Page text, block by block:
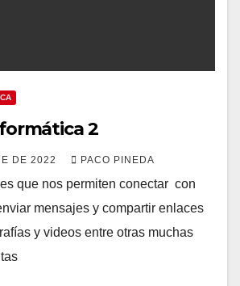
2
DE 2022 PACO PINEDA
que nos permiten conectar con
mensajes y compartir enlaces
y videos entre otras muchas